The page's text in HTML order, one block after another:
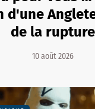
d'une
de la rupture
10 août 2026